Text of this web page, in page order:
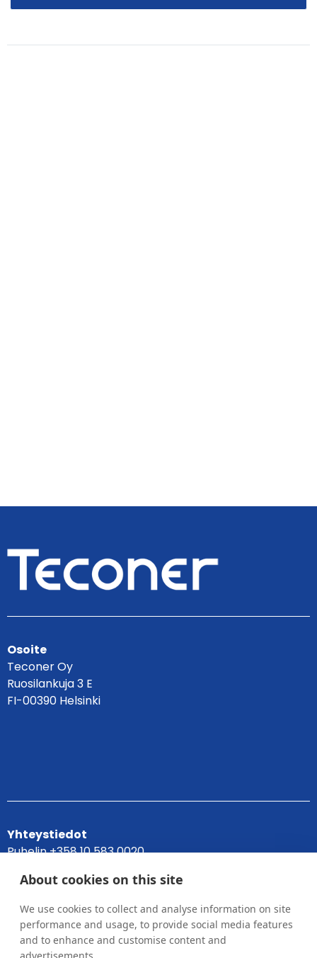
Osoite
Teconer Oy
Ruosilankuja 3 E
FI-00390 Helsinki
Yhteystiedot
Puhelin +358 10 583 0020
About cookies on this site
We use cookies to collect and analyse information on site
performance and usage, to provide social media features
and to enhance and customise content and